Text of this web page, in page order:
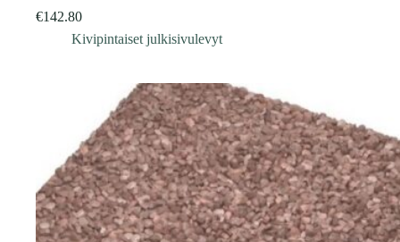
€142.80
Kivipintaiset julkisivulevyt